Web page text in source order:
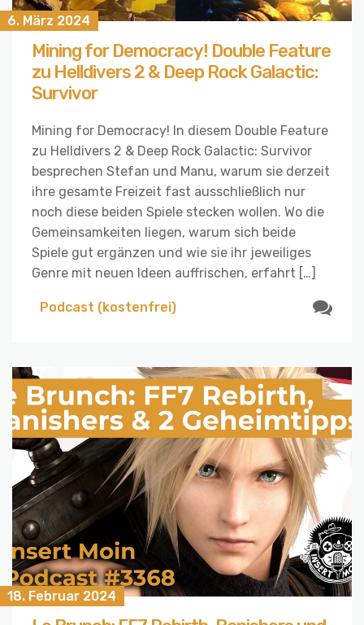
6. März 2024
Mining for Democracy! Double Feature
zu Helldivers 2 & Deep Rock Galactic:
Survivor
Mining for Democracy! In diesem Double Feature
zu Helldivers 2 & Deep Rock Galactic: Survivor
besprechen Stefan und Manu, warum sie derzeit
ihre gesamte Freizeit fast ausschließlich nur
noch diese beiden Spiele stecken wollen. Wo die
Gemeinsamkeiten liegen, warum sich beide
Spiele gut ergänzen und wie sie ihr jeweiliges
Genre mit neuen Ideen auffrischen, erfahrt […]
Podcast (kostenfrei)
18. Februar 2024